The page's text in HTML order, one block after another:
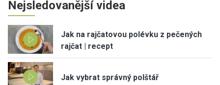
Nejsledovanější videa
Jak na rajčatovou polévku z pečených
rajčat | recept
Jak vybrat správný polštář